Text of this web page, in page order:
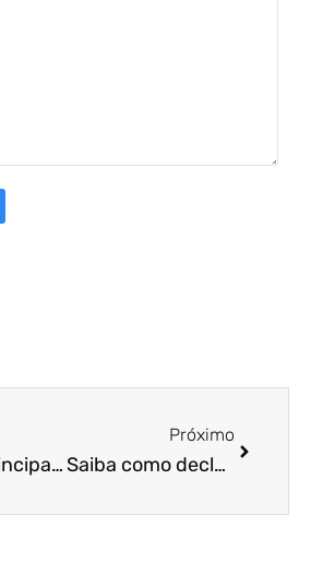
Saiba as principais características da DIRF para a sua empresa
Próximo
Saiba como declarar investimentos